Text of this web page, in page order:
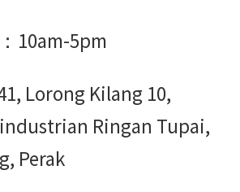
10am-5pm
Lorong Kilang 10,
Ringan Tupai,
Perak